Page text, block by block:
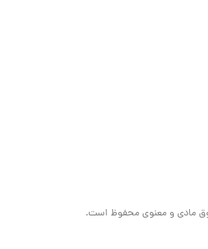
مادی و معنوی محفوظ است.